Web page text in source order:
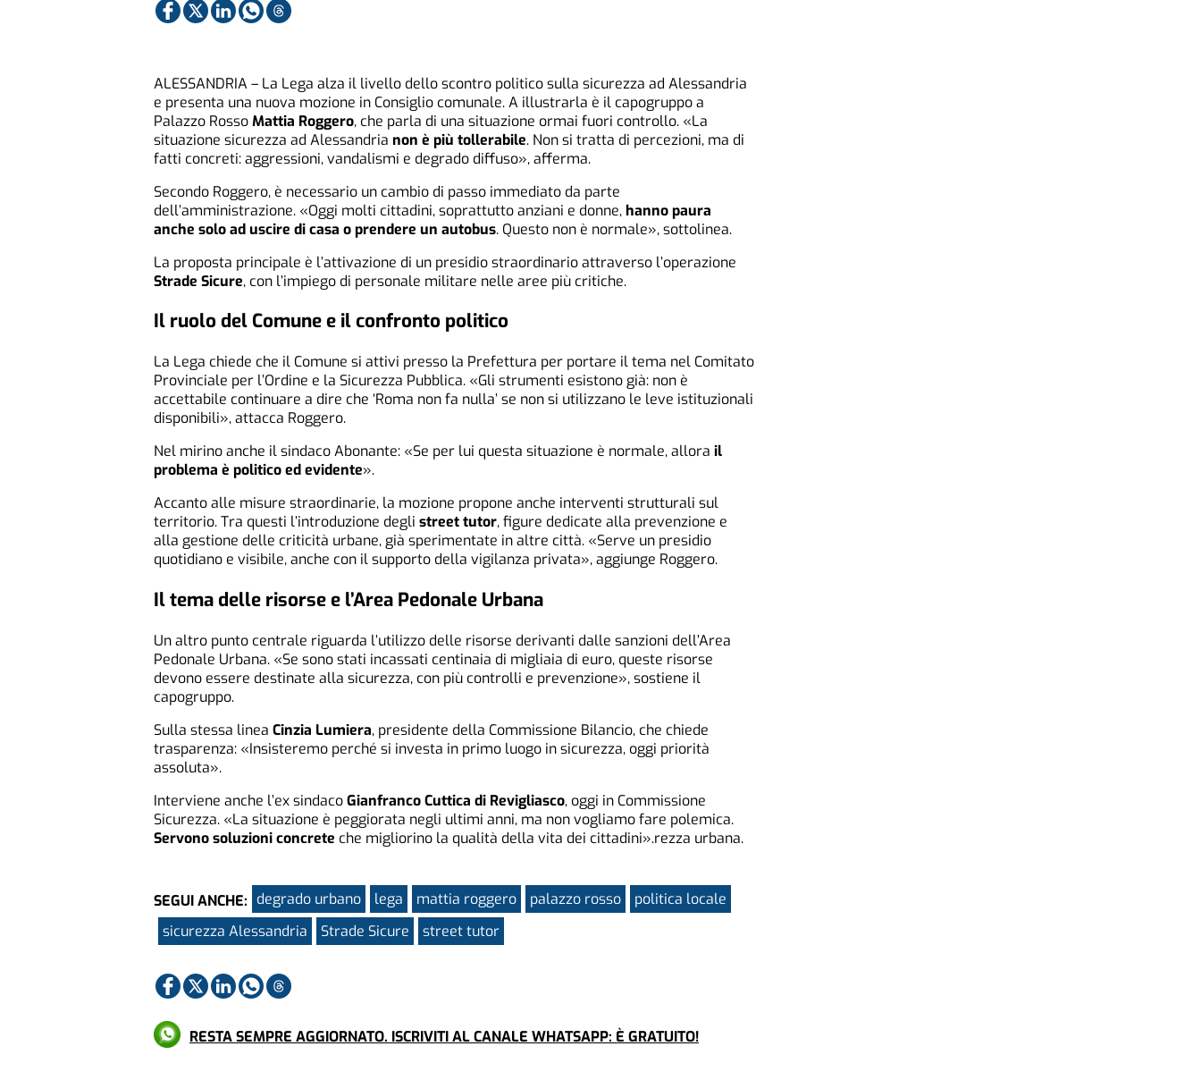
ALESSANDRIA – La Lega alza il livello dello scontro politico sulla sicurezza ad Alessandria
e presenta una nuova mozione in Consiglio comunale. A illustrarla è il capogruppo a
Palazzo RossoMattia Roggero, che parla di una situazione ormai fuori controllo. «La
situazione sicurezza ad Alessandria non è più tollerabile. Non si tratta di percezioni, ma di
fatti concreti: aggressioni, vandalismi e degrado diffuso», afferma.
Secondo Roggero, è necessario un cambio di passo immediato da parte
dell’amministrazione. «Oggi molti cittadini, soprattutto anziani e donne,hanno paura
anche solo ad uscire di casa o prendere un autobus. Questo non è normale», sottolinea.
La proposta principale è l’attivazione di un presidio straordinario attraverso l’operazione
Strade Sicure, con l’impiego di personale militare nelle aree più critiche.
Il ruolo del Comune e il confronto politico
La Lega chiede che il Comune si attivi presso la Prefettura per portare il tema nel Comitato
Provinciale per l’Ordine e la Sicurezza Pubblica. «Gli strumenti esistono già: non è
accettabile continuare a dire che ‘Roma non fa nulla’ se non si utilizzano le leve istituzionali
disponibili», attacca Roggero.
Nel mirino anche il sindaco Abonante: «Se per lui questa situazione è normale, allora il
problema è politico ed evidente».
Accanto alle misure straordinarie, la mozione propone anche interventi strutturali sul
territorio. Tra questi l’introduzione degli street tutor, figure dedicate alla prevenzione e
alla gestione delle criticità urbane, già sperimentate in altre città. «Serve un presidio
quotidiano e visibile, anche con il supporto della vigilanza privata», aggiunge Roggero.
Il tema delle risorse e l’Area Pedonale Urbana
Un altro punto centrale riguarda l’utilizzo delle risorse derivanti dalle sanzioni dell’Area
Pedonale Urbana. «Se sono stati incassati centinaia di migliaia di euro, queste risorse
devono essere destinate alla sicurezza, con più controlli e prevenzione», sostiene il
capogruppo.
Sulla stessa linea Cinzia Lumiera, presidente della Commissione Bilancio, che chiede
trasparenza: «Insisteremo perché si investa in primo luogo in sicurezza, oggi priorità
assoluta».
Interviene anche l’ex sindacoGianfranco Cuttica di Revigliasco, oggi in Commissione
Sicurezza. «La situazione è peggiorata negli ultimi anni, ma non vogliamo fare polemica.
Servono soluzioni concrete che migliorino la qualità della vita dei cittadini».rezza urbana.
SEGUI ANCHE: degrado urbano lega mattia roggero palazzo rosso
politica locale
sicurezza Alessandria
Strade Sicure street tutor
RESTA SEMPRE AGGIORNATO. ISCRIVITI AL CANALE WHATSAPP: È GRATUITO!